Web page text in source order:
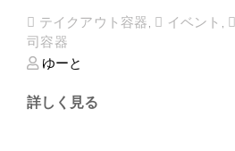
テイクアウト容器, イベント ,
司容器
ゆーと
詳しく見る